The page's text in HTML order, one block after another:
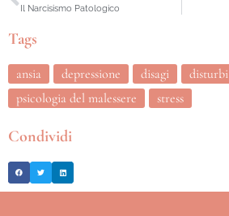
Il Narcisismo Patologico
Tags
ansia depressione disagi disturbi
psicologia del malessere
stress
Condividi